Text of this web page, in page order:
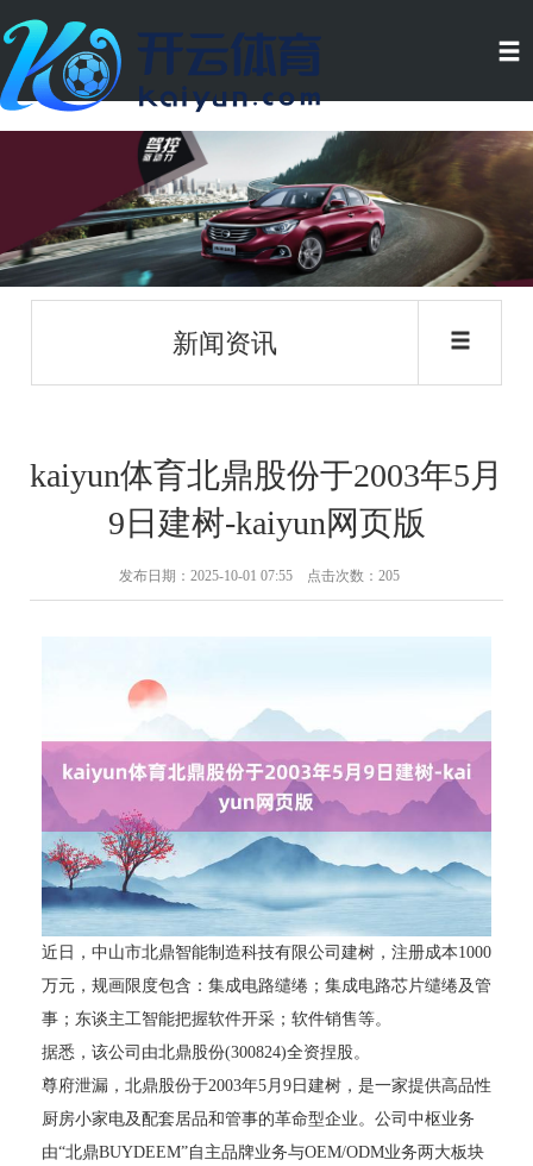
新闻资讯
kaiyun体育北鼎股份于2003年5月
9日建树-kaiyun网页版
发布日期：2025-10-01 07:55 点击次数：205
近日，中山市北鼎智能制造科技有限公司建树，注册成本1000
万元，规画限度包含：集成电路缱绻；集成电路芯片缱绻及管
事；东谈主工智能把握软件开采；软件销售等。
据悉，该公司由北鼎股份(300824)全资捏股。
尊府泄漏，北鼎股份于2003年5月9日建树，是一家提供高品性
厨房小家电及配套居品和管事的革命型企业。公司中枢业务
由“北鼎BUYDEEM”自主品牌业务与OEM/ODM业务两大板块